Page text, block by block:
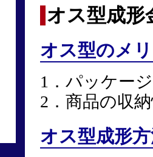
オス型成形
オス型のメ
1．パッケー
2．商品の収
オス型成形